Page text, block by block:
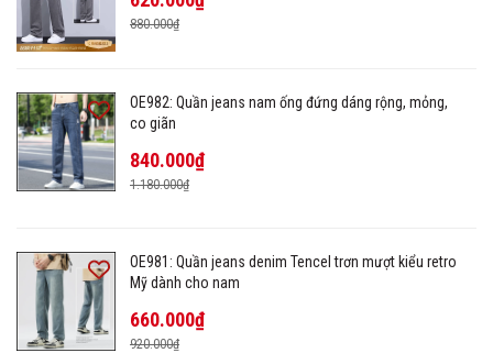
880.000₫
OE982: Quần jeans nam ống đứng dáng rộng, mỏng,
co giãn
840.000₫
1.180.000₫
OE981: Quần jeans denim Tencel trơn mượt kiểu retro
Mỹ dành cho nam
660.000₫
920.000₫